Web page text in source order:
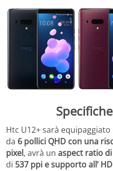
Htc U12+ sarà
da 6 pollici QHD con una
pixel, avrà un aspect ratio di
di 537 ppi e supporto all’